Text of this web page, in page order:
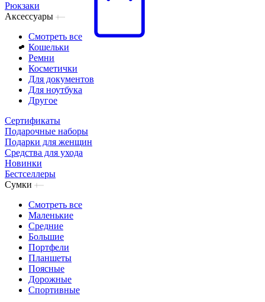
Рюкзаки
Аксессуары
Смотреть все
Кошельки
Ремни
Косметички
Для документов
Для ноутбука
Другое
Сертификаты
Подарочные наборы
Подарки для женщин
Средства для ухода
Новинки
Бестселлеры
Сумки
Смотреть все
Маленькие
Средние
Большие
Портфели
Планшеты
Поясные
Дорожные
Спортивные